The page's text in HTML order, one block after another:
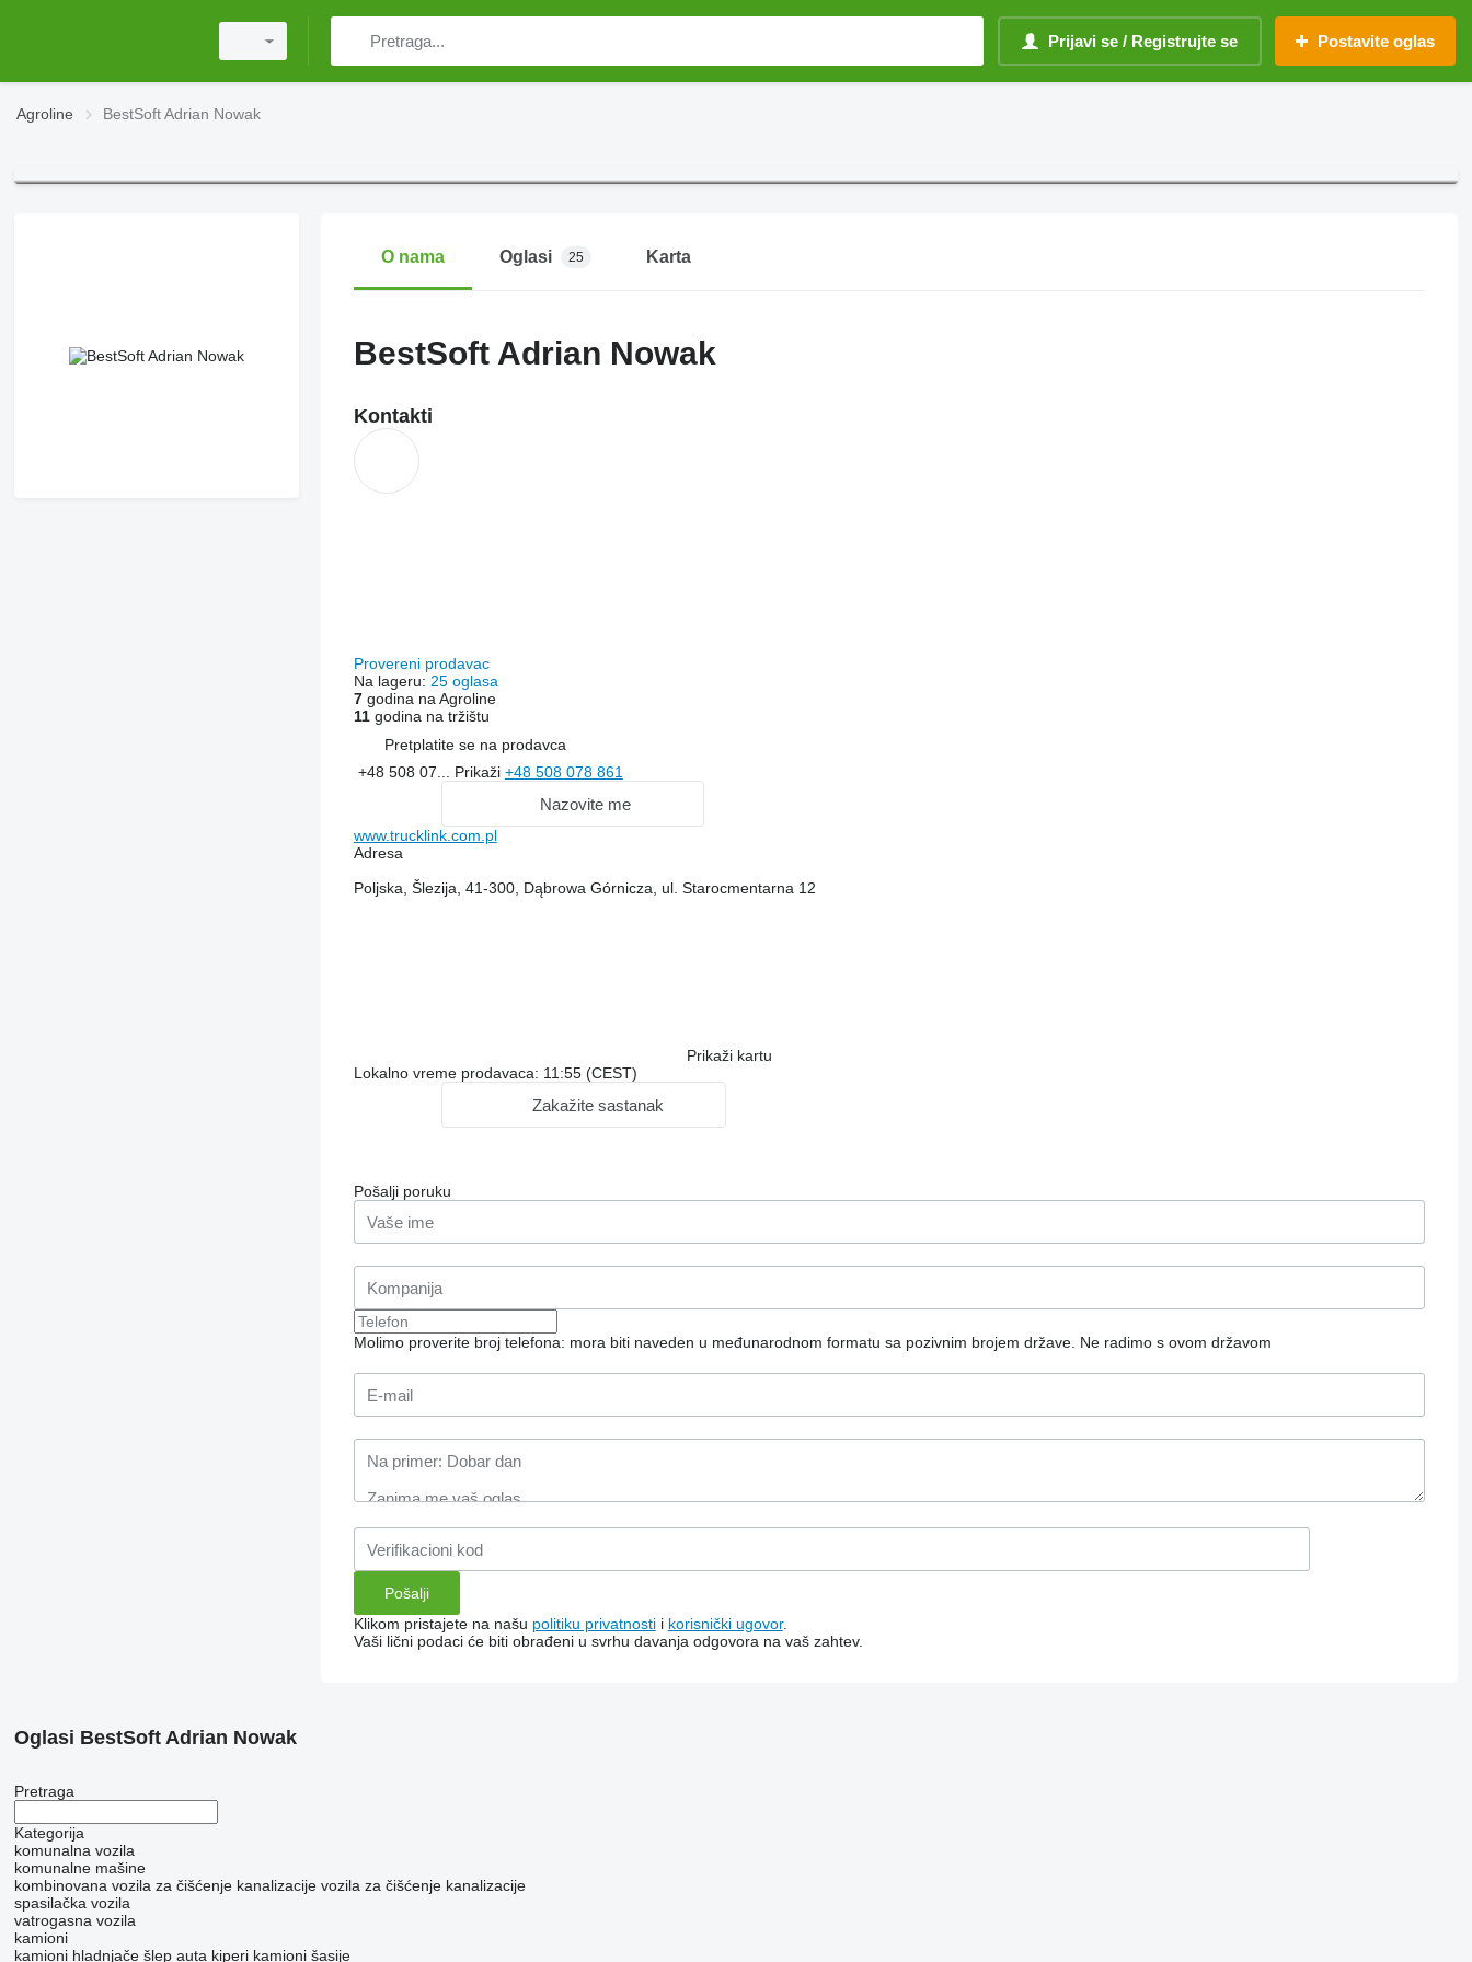
Prijavi se / Registrujte se Postavite oglas
Agroline BestSoft Adrian Nowak
O nama Oglasi 25 Karta
BestSoft Adrian Nowak
Kontakti
Provereni prodavac
Na lageru: 25 oglasa
7godina na Agroline
11godina na tržištu
Pretplatite se na prodavca
+48 508 07... Prikaži +48 508 078 861
Nazovite me
www.trucklink.com.pl
Adresa
Poljska, Šlezija, 41-300, Dąbrowa Górnicza, ul. Starocmentarna 12
Prikaži kartu
Lokalno vreme prodavaca: 11:55 (CEST)
Zakažite sastanak
Pošalji poruku
Molimo proverite broj telefona: mora biti naveden u međunarodnom formatu sa pozivnim brojem države. Ne radimo s ovom državom
Klikom pristajete na našu politiku privatnostii korisnički ugovor.
Vaši lični podaci će biti obrađeni u svrhu davanja odgovora na vaš zahtev.
Oglasi BestSoft Adrian Nowak
Pretraga
Kategorija
komunalna vozila
komunalne mašine
kombinovana vozila za čišćenje kanalizacije vozila za čišćenje kanalizacije
spasilačka vozila
vatrogasna vozila
kamioni
kamioni hladnjače šlep auta kiperi kamioni šasije